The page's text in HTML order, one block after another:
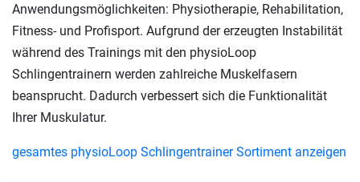
Anwendungsmöglichkeiten: Physiotherapie, Rehabilitation,
Fitness- und Profisport. Aufgrund der erzeugten Instabilität
während des Trainings mit den physioLoop
Schlingentrainern werden zahlreiche Muskelfasern
beansprucht. Dadurch verbessert sich die Funktionalität
Ihrer Muskulatur.
gesamtes physioLoop Schlingentrainer Sortiment anzeigen